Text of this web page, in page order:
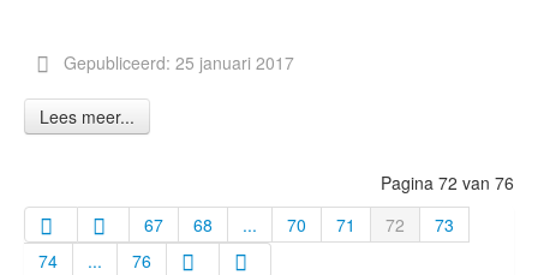
Gepubliceerd: 25 januari 2017
Lees meer...
Pagina 72 van 76
67
68 ... 70 71 72
73
74
... 76